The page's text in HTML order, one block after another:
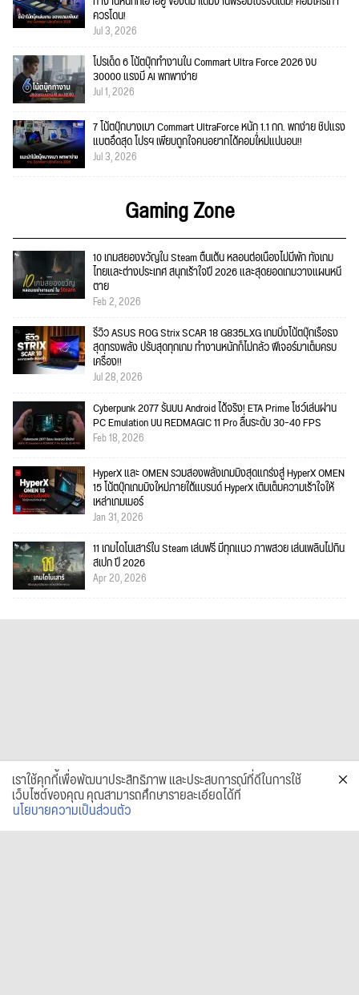
ควรโดน!
Jul 3, 2026
โปรเด็ด 6 โน้ตบุ๊กทำงานใน Commart Ultra Force 2026 งบ
30000 แรงมี AI พกพาง่าย
Jul 1, 2026
7 โน้ตบุ๊กบางเบา Commart UltraForce หนัก 1.1 กก. พกง่าย ชิปแรง
แบตอึดสุด โปรฯ เพียบถูกใจคนอยากได้คอมใ่หม่แน่นอน!!
Jul 3, 2026
Gaming Zone
10 เกมสยองขวัญใน Steam ตื่นเต้น หลอนต่อเนื่องไม่มีพัก ทั้งเกม
ไทยและต่างประเทศ สนุกเร้าใจปี 2026 และสุดยอดเกมวางแผนหนี
ตาย
Feb 2, 2026
รีวิว ASUS ROG Strix SCAR 18 G835LXG เกมมิ่งโน้ตบุ๊กเรือธง
สุดทรงพลัง ปรับสุดทุกเกม ทำงานหนักก็ไม่กลัว ฟีเจอร์มาเต็มครบ
เครื่อง!!
Jul 28, 2026
Cyberpunk 2077 รันบน Android ได้จริง! ETA Prime โชว์เล่นผ่าน
PC Emulation บน REDMAGIC 11 Pro ลื่นระดับ 30–40 FPS
Feb 18, 2026
HyperX และ OMEN รวมสองพลังเกมมิงสุดแกร่งสู่ HyperX OMEN
15 โน้ตบุ๊กเกมมิงใหม่ภายใต้แบรนด์ HyperX เติมเต็มความเร้าใจให้
เหล่าเกมเมอร์
Jan 31, 2026
11 เกมไดโนเสาร์ใน Steam เล่นฟรี มีทุกแนว ภาพสวย เล่นเพลินไม่กิน
สเปก ปี 2026
Apr 20, 2026
เราใช้คุกกี้เพื่อพัฒนาประสิทธิภาพ และประสบการณ์ที่ดีในการใช้
เว็บไซต์ของคุณ คุณสามารถศึกษารายละเอียดได้ที่
นโยบายความเป็นส่วนตัว